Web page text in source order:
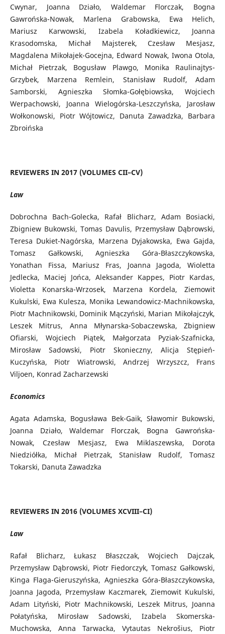
Cwynar, Joanna Działo, Waldemar Florczak, Bogna
Gawrońska-Nowak, Marlena Grabowska, Ewa Helich,
Mariusz Karwowski, Izabela Koładkiewicz, Joanna
Krasodomska, Michał Majsterek, Czesław Mesjasz,
Magdalena Mikołajek-Gocejna, Edward Nowak, Iwona Otola,
Michał Pietrzak, Bogusław Plawgo, Monika Raulinajtys-
Grzybek, Marzena Remlein, Stanisław Rudolf, Adam
Samborski, Agnieszka Słomka-Gołębiowska, Wojciech
Werpachowski, Joanna Wielogórska-Leszczyńska, Jarosław
Wołkonowski, Piotr Wójtowicz, Danuta Zawadzka, Barbara
Zbroińska
REVIEWERS IN 2017 (VOLUMES CII–CV)
Law
Dobrochna Bach-Golecka, Rafał Blicharz, Adam Bosiacki,
Zbigniew Bukowski, Tomas Davulis, Przemysław Dąbrowski,
Teresa Dukiet-Nagórska, Marzena Dyjakowska, Ewa Gajda,
Tomasz Gałkowski, Agnieszka Góra-Błaszczykowska,
Yonathan Fissa, Mariusz Fras, Joanna Jagoda, Wioletta
Jedlecka, Maciej Jońca, Aleksander Kappes, Piotr Kardas,
Violetta Konarska-Wrzosek, Marzena Kordela, Ziemowit
Kukulski, Ewa Kulesza, Monika Lewandowicz-Machnikowska,
Piotr Machnikowski, Dominik Mączyński, Marian Mikołajczyk,
Leszek Mitrus, Anna Młynarska-Sobaczewska, Zbigniew
Ofiarski, Wojciech Piątek, Małgorzata Pyziak-Szafnicka,
Mirosław Sadowski, Piotr Skonieczny, Alicja Stępień-
Kuczyńska, Piotr Wiatrowski, Andrzej Wrzyszcz, Frans
Viljoen, Konrad Zacharzewski
Economics
Agata Adamska, Bogusława Bek-Gaik, Sławomir Bukowski,
Joanna Działo, Waldemar Florczak, Bogna Gawrońska-
Nowak, Czesław Mesjasz, Ewa Miklaszewska, Dorota
Niedziółka, Michał Pietrzak, Stanisław Rudolf, Tomasz
Tokarski, Danuta Zawadzka
REVIEWERS IN 2016 (VOLUMES XCVIII–CI)
Law
Rafał Blicharz, Łukasz Błaszczak, Wojciech Dajczak,
Przemysław Dąbrowski, Piotr Fiedorczyk, Tomasz Gałkowski,
Kinga Flaga-Gieruszyńska, Agnieszka Góra-Błaszczykowska,
Joanna Jagoda, Przemysław Kaczmarek, Ziemowit Kukulski,
Adam Lityński, Piotr Machnikowski, Leszek Mitrus, Joanna
Połatyńska, Mirosław Sadowski, Izabela Skomerska-
Muchowska, Anna Tarwacka, Vytautas Nekrošius, Piotr